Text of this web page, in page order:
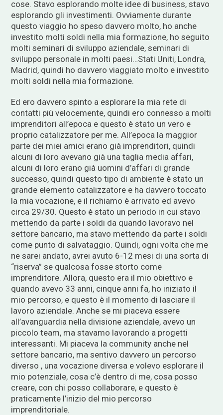
cose. Stavo esplorando molte idee di business, stavo
esplorando gli investimenti. Ovviamente durante
questo viaggio ho speso davvero molto, ho anche
investito molti soldi nella mia formazione, ho seguito
molti seminari di sviluppo aziendale, seminari di
sviluppo personale in molti paesi…Stati Uniti, Londra,
Madrid, quindi ho davvero viaggiato molto e investito
molti soldi nella mia formazione.
Ed ero davvero spinto a esplorare la mia rete di
contatti più velocemente, quindi ero connesso a molti
imprenditori all’epoca e questo è stato un vero e
proprio catalizzatore per me. All’epoca la maggior
parte dei miei amici erano già imprenditori, quindi
alcuni di loro avevano già una taglia media affari,
alcuni di loro erano già uomini d’affari di grande
successo, quindi questo tipo di ambiente è stato un
grande elemento catalizzatore e ha davvero toccato
la mia vocazione, e il richiamo è arrivato ed avevo
circa 29/30. Questo è stato un periodo in cui stavo
mettendo da parte i soldi da quando lavoravo nel
settore bancario, ma stavo mettendo da parte i soldi
come punto di salvataggio. Quindi, ogni volta che me
ne sarei andato, avrei avuto 6-12 mesi di una sorta di
“riserva” se qualcosa fosse storto come
imprenditore. Allora, questo era il mio obiettivo e
quando avevo 33 anni, cinque anni fa, ho iniziato il
mio percorso, e questo è il momento di lasciare il
lavoro aziendale. Anche se mi piaceva essere
all’avanguardia nella divisione aziendale, avevo un
piccolo team, ma stavamo lavorando a progetti
interessanti. Mi piaceva la community anche nel
settore bancario, ma sentivo davvero un percorso
diverso , una vocazione diversa e volevo esplorare il
mio potenziale, cosa c’è dentro di me, cosa posso
creare, con chi posso collaborare, e questo è
praticamente l’inizio del mio percorso
imprenditoriale.